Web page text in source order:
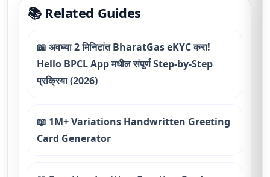
📚 Related Guides
📖 अवघ्या 2 मिनिटांत BharatGas eKYC करा!
Hello BPCL App मधील संपूर्ण Step-by-Step
प्रक्रिया (2026)
📖 1M+ Variations Handwritten Greeting
Card Generator